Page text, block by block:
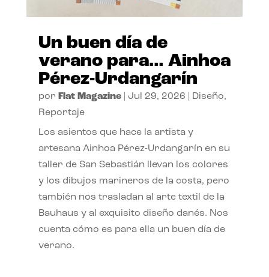
Un buen día de
verano para… Ainhoa
Pérez-Urdangarín
por Flat Magazine| Jul 29, 2026 Diseño,
Reportaje
Los asientos que hace la artista y
artesana Ainhoa Pérez-Urdangarín en su
taller de San Sebastián llevan los colores
y los dibujos marineros de la costa, pero
también nos trasladan al arte textil de la
Bauhaus y al exquisito diseño danés. Nos
cuenta cómo es para ella un buen día de
verano.